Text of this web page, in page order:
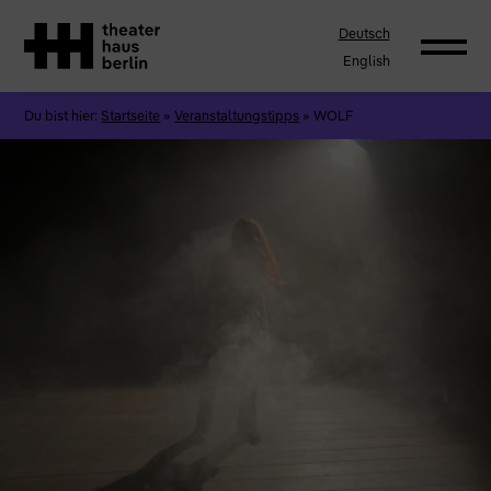
Deutsch
English
Du bist hier: Startseite »Veranstaltungstipps »WOLF